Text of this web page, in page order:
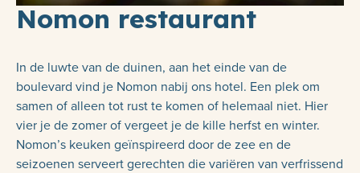
Nomon restaurant
In de luwte van de duinen, aan het einde van de
boulevard vind je Nomon nabij ons hotel. Een plek om
samen of alleen tot rust te komen of helemaal niet. Hier
vier je de zomer of vergeet je de kille herfst en winter.
Nomon’s keuken geïnspireerd door de zee en de
seizoenen serveert gerechten die variëren van verfrissend